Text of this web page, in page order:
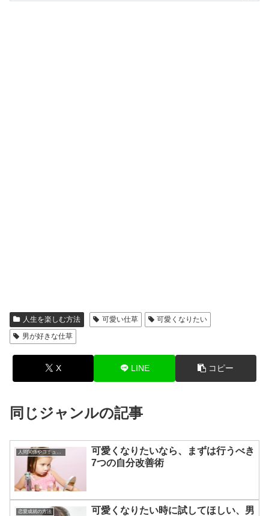
人生を楽しむ方法 可愛い仕草
可愛くなりたい
男が好きな仕草
X LINE コピー
同じジャンルの記事
人間関係やコミュニケーションの術
可愛くなりたいなら、まずは行うべき
7つの自分改善術
恋愛成就の方法 可愛くなりたい時に試してほしい、男